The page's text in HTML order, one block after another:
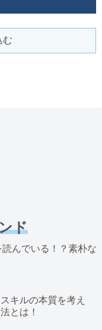
む
ド
んでいる！？素朴な
キルの本質を考え
とは！